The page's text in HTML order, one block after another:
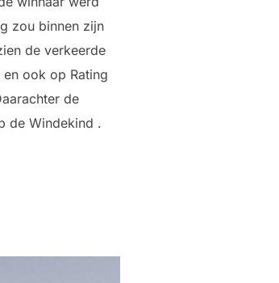
zou binnen zijn
de verkeerde
ook op Rating
de
de Windekind .